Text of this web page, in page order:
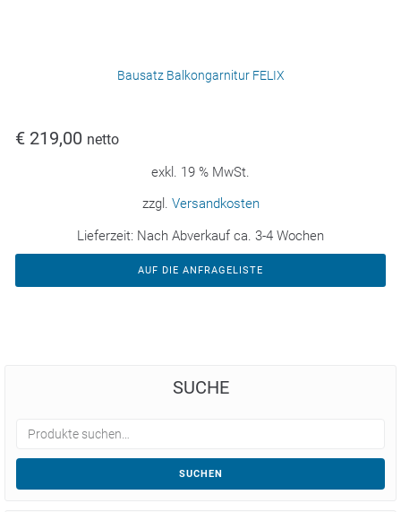
Bausatz Balkongarnitur FELIX
€ 219,00 netto
exkl. 19 % MwSt.
zzgl. Versandkosten
Lieferzeit: Nach Abverkauf ca. 3-4 Wochen
AUF DIE ANFRAGELISTE
SUCHE
SUCHEN